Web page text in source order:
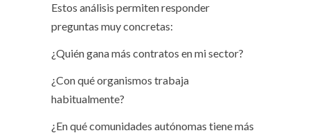
Estos análisis permiten responder
preguntas muy concretas:
¿Quién gana más contratos en mi sector?
¿Con qué organismos trabaja
habitualmente?
¿En qué comunidades autónomas tiene más